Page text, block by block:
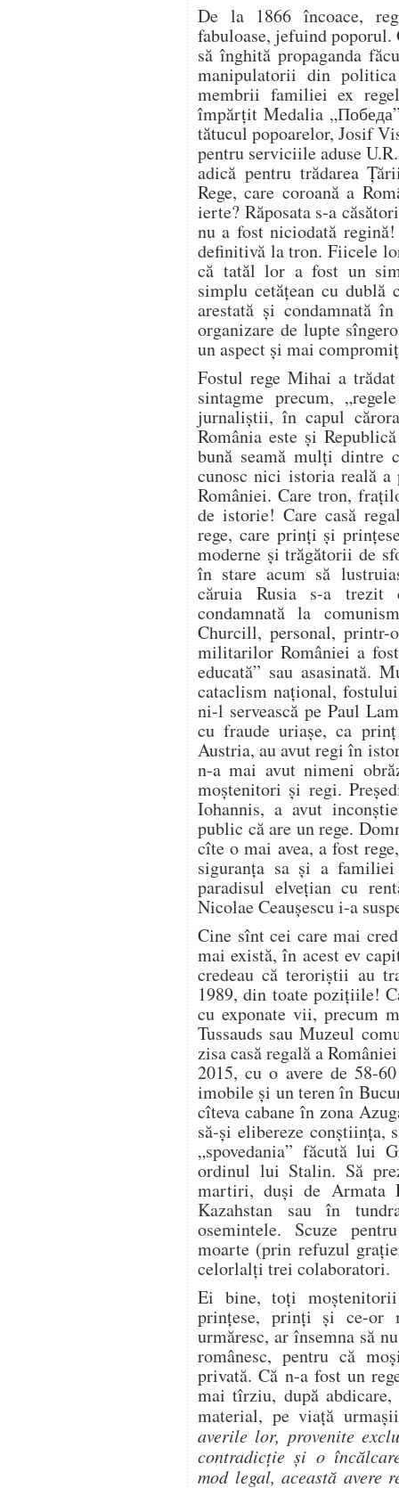
De la 1866 încoace,
fabuloase, jefuind poporul.
să înghită propaganda
manipulatorii din
membrii familiei ex
împărţit Medalia
tătucul popoarelor, Josif
pentru serviciile aduse
adică pentru trădarea
Rege, care coroană a
ierte? Răposata s-a
nu a fost niciodată
definitivă la tron. Fiicele
că tatăl lor a fost un
simplu cetăţean cu dublă
arestată şi condamnată
organizare de lupte
un aspect şi mai
Fostul rege Mihai a
sintagme precum,
jurnaliştii, în capul
România este şi
bună seamă mulţi dintre
cunosc nici istoria reală
României. Care tron,
de istorie! Care casă
rege, care prinţi şi
moderne şi trăgătorii de
în stare acum să
căruia Rusia s-a trezit
condamnată la
Churcill, personal,
militarilor României a
educată” sau asasinată.
cataclism naţional,
ni-l servească pe Paul
cu fraude uriaşe, ca
Austria, au avut regi în
n-a mai avut nimeni
moştenitori şi regi.
Iohannis, a avut
public că are un rege.
cîte o mai avea, a fost
siguranţa sa şi a
paradisul elveţian cu
Nicolae Ceauşescu i-a
Cine sînt cei care mai
mai există, în acest ev
credeau că teroriştii au
1989, din toate poziţiile!
cu exponate vii, precum
Tussauds sau Muzeul
zisa casă regală a
2015, cu o avere de 58-
imobile şi un teren în
cîteva cabane în zona
să-şi elibereze conştiinţa,
„spovedania” făcută lui
ordinul lui Stalin. Să
martiri, duşi de Armata
Kazahstan sau în
osemintele. Scuze
moarte (prin refuzul
celorlalţi trei colaboratori.
Ei bine, toţi
prinţese, prinţi şi ce-or
urmăresc, ar însemna să
românesc, pentru că
privată. Că n-a fost un
mai tîrziu, după
material, pe viaţă
averile lor, provenite
contradicţie şi o
mod legal, această avere